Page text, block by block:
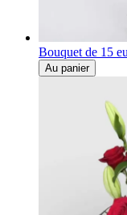
Bouquet de 15
Au panier